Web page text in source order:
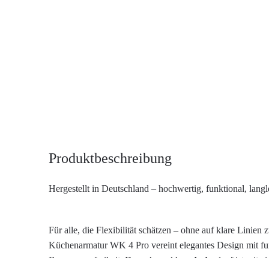
Produktbeschreibung
Hergestellt in Deutschland – hochwertig, funktional,
Für alle, die Flexibilität schätzen – ohne auf klare Linien
Küchenarmatur WK 4 Pro vereint elegantes Design mit